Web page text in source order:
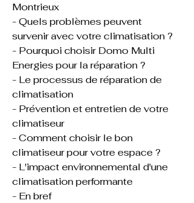
Montrieux
- Quels problèmes peuvent
survenir avec votre climatisation ?
- Pourquoi choisir Domo Multi
Energies pour la réparation ?
- Le processus de réparation de
climatisation
- Prévention et entretien de votre
climatiseur
- Comment choisir le bon
climatiseur pour votre espace ?
- L'impact environnemental d'une
climatisation performante
- En bref